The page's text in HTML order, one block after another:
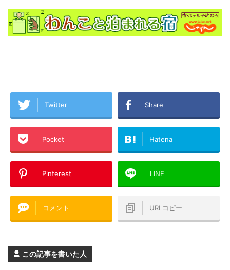
Twitter Share
Pocket Hatena
Pinterest LINE
コメント URLコピー
この記事を書いた人